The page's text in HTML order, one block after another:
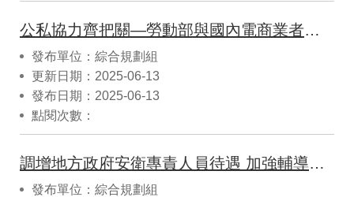
公私協力齊把關—勞動部與國內電商業者合作推動機械設備通路自律安全源頭管理
發布單位：綜合規劃組
更新日期：2025-06-13
發布日期：2025-06-13
點閱次數：
調增地方政府安衛專責人員待遇 加強輔導中小企業改善工作環境
發布單位：綜合規劃組